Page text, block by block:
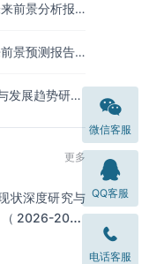
前景分析报
景预测报告
发展趋势研究
更多
状深度研究与
2026-2033
微信客服
QQ客服
电话客服